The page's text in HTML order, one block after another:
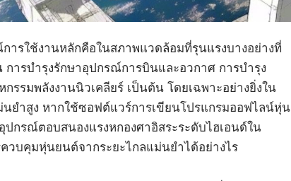
รใช้งานหลักคือในสภาพแวดล้อมที่รุนแรงบางอย่างที่
ารบำรุงรักษาอุปกรณ์การบินและอวกาศ การบำรุง
รรมพลังงานนิวเคลียร์ เป็นต้น โดยเฉพาะอย่างยิ่งใน
ยำสูง หากใช้ซอฟต์แวร์การเขียนโปรแกรมออฟไลน์หุ่น
ปกรณ์ตอบสนองแรงหกองศาอิสระระดับไฮเอนด์ใน
ควบคุมหุ่นยนต์จากระยะไกลแม่นยำได้อย่างไร